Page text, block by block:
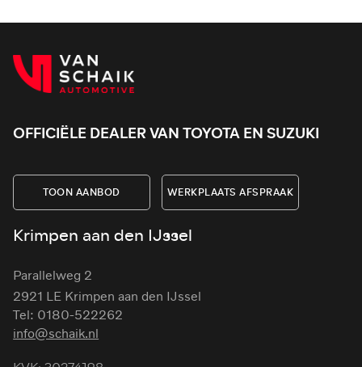
OFFICIËLE DEALER VAN TOYOTA EN SUZUKI
TOON AANBOD WERKPLAATS AFSPRAAK
Krimpen aan den IJssel
Parallelweg 2
2921 LE Krimpen aan den IJssel
Tel: 0180-522262
info@schaik.nl